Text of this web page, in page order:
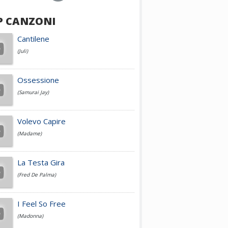
Achille Lauro
Cesare Cremonini
Jovanotti
Fedez
Simone Cristicchi
CANZONI
Cantilene
(Juli)
Ossessione
(Samurai Jay)
Volevo Capire
(Madame)
La Testa Gira
(Fred De Palma)
I Feel So Free
(Madonna)